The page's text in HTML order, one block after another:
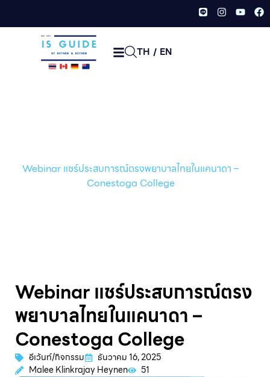
TH / EN
Webinar แชร์ประสบการณ์ตรงพยาบาลไทยในแคนาดา –
Conestoga College
Webinar แชร์ประสบการณ์ตรง
พยาบาลไทยในแคนาดา –
Conestoga College
อีเว้นท์/กิจกรรม
ธันวาคม 16, 2025
Malee Klinkrajay Heynen
51